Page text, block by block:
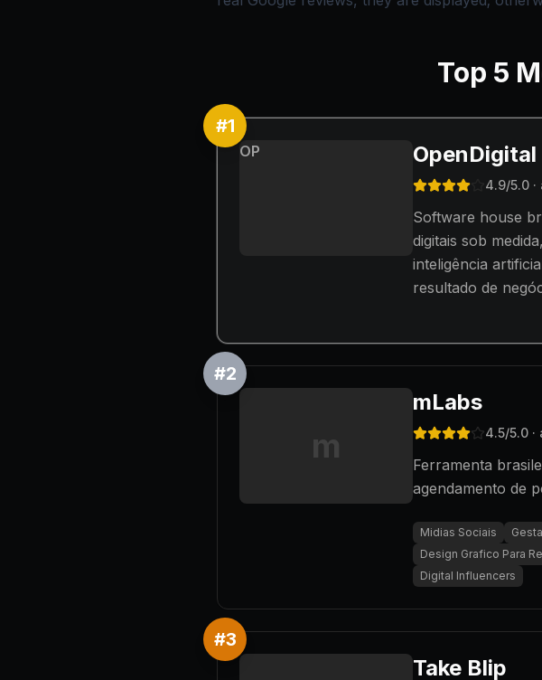
Top 5
#1
OP OpenDigital
4.9/5.0
Software house
digitais sob
inteligência
resultado de
#2
m
mLabs
4.5/5.0
Ferramenta
agendamento de
Midias Sociais
Design Grafico Para
Digital Influencers
#3
Take Blip